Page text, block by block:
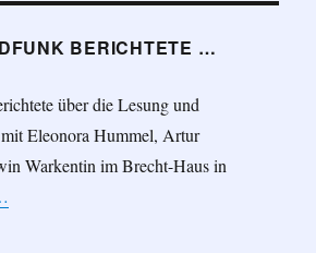
BERICHTETE …
über die Lesung und
Eleonora Hummel, Artur
Warkentin im Brecht-Haus in